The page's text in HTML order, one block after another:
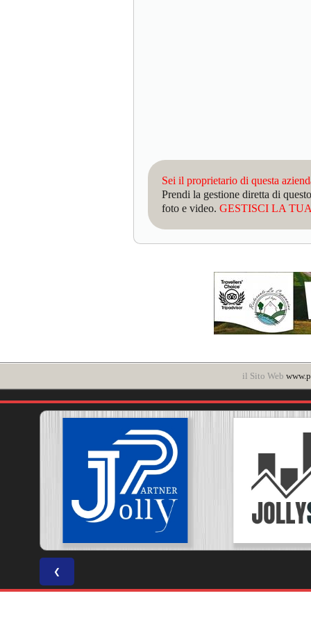
Sei il proprietario di questa
Prendi la gestione diretta di
foto e video. GESTISCI LA
il Sito Web
❮